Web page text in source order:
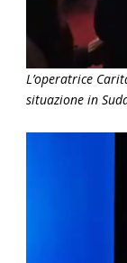
L’operatrice
situazione in